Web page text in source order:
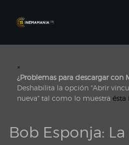
×
¿Problemas para descargar con
Deshabilita la opción "Abrir
nueva" tal como lo muestra ésta
Bob Esponja: